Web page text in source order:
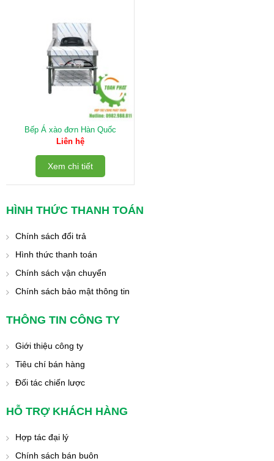
Bếp Á xào đơn Hàn Quốc
Liên hệ
Xem chi tiết
HÌNH THỨC THANH TOÁN
Chính sách đổi trả
Hình thức thanh toán
Chính sách vận chuyển
Chính sách bảo mật thông tin
THÔNG TIN CÔNG TY
Giới thiệu công ty
Tiêu chí bán hàng
Đối tác chiến lược
HỖ TRỢ KHÁCH HÀNG
Hợp tác đại lý
Chính sách bán buôn